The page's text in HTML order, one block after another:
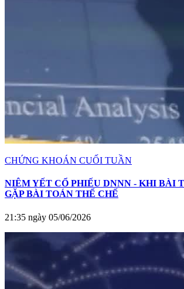
CHỨNG KHOÁN CUỐI TUẦN
NIÊM YẾT CỔ PHIẾU DNNN - KHI BÀI
GẶP BÀI TOÁN THỂ CHẾ
21:35 ngày 05/06/2026